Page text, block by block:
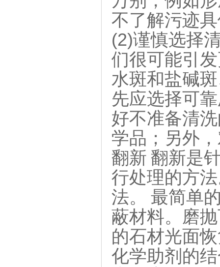
不了解污迹
(2)谨慎选择
们很可能引
水斑和盐碱
先应选择可
好不准备清
学品；另外
翻新 翻新是
行处理的方
法。 最简单
蔽材料。磨
的石材光面
化学助剂的